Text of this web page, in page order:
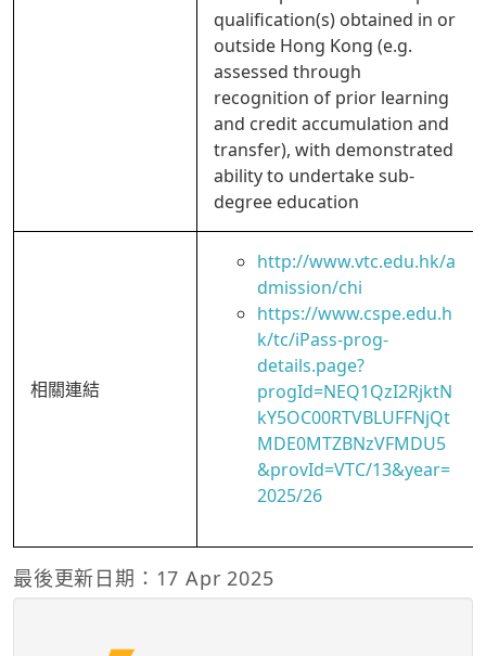
qualification(s) obtained in or
outside Hong Kong (e.g.
assessed through
recognition of prior learning
and credit accumulation and
transfer), with demonstrated
ability to undertake sub-
degree education
相關連結
http://www.vtc.edu.hk/a
dmission/chi
https://www.cspe.edu.h
k/tc/iPass-prog-
details.page?
progId=NEQ1QzI2RjktN
kY5OC00RTVBLUFFNjQt
MDE0MTZBNzVFMDU5
&provId=VTC/13&year=
2025/26
最後更新日期：17 Apr 2025